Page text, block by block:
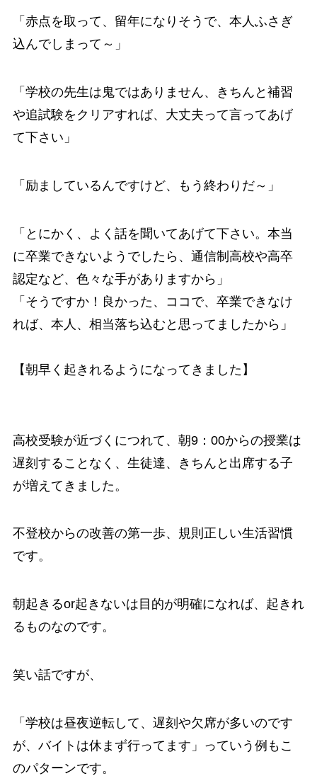
「赤点を取って、留年になりそうで、本人ふさぎ
込んでしまって～」
「学校の先生は鬼ではありません、きちんと補習
や追試験をクリアすれば、大丈夫って言ってあげ
て下さい」
「励ましているんですけど、もう終わりだ～」
「とにかく、よく話を聞いてあげて下さい。本当
に卒業できないようでしたら、通信制高校や高卒
認定など、色々な手がありますから」
「そうですか！良かった、ココで、卒業できなけ
れば、本人、相当落ち込むと思ってましたから」
【朝早く起きれるようになってきました】
高校受験が近づくにつれて、朝9：00からの授業は
遅刻することなく、生徒達、きちんと出席する子
が増えてきました。
不登校からの改善の第一歩、規則正しい生活習慣
です。
朝起きるor起きないは目的が明確になれば、起きれ
るものなのです。
笑い話ですが、
「学校は昼夜逆転して、遅刻や欠席が多いのです
が、バイトは休まず行ってます」っていう例もこ
のパターンです。